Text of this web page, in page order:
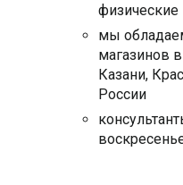
физические
мы
магазинов
Казани,
России